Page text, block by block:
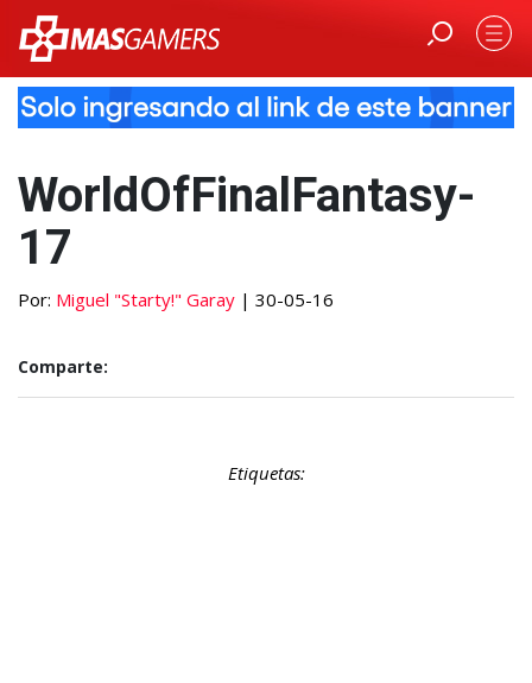
WorldOfFinalFantasy-
17
Por: Miguel "Starty!" Garay | 30-05-16
Comparte:
Etiquetas: